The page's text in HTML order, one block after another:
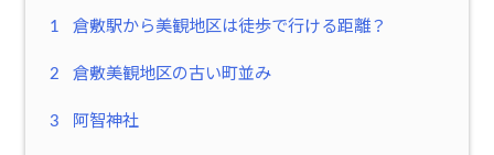
1 倉敷駅から美観地区は徒歩で行ける距離？
2 倉敷美観地区の古い町並み
3 阿智神社